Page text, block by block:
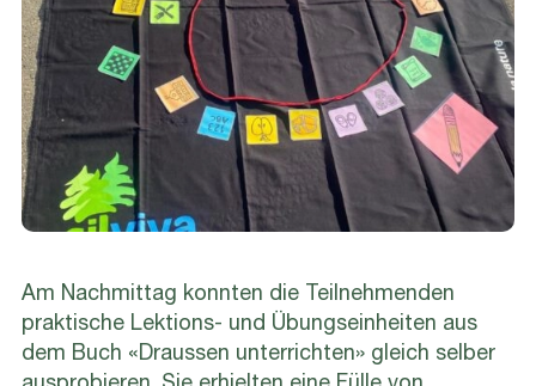
Am Nachmittag konnten die Teilnehmenden
praktische Lektions- und Übungseinheiten aus
dem Buch «Draussen unterrichten» gleich selber